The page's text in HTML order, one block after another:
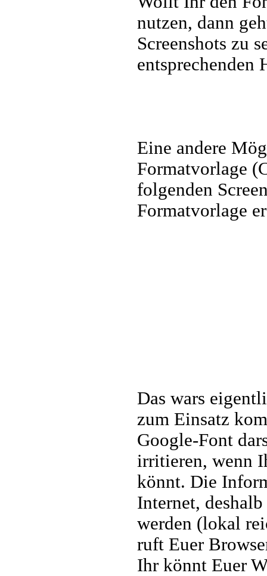
nutzen, dann
Screenshots zu
entsprechenden
Eine andere
Formatvorlage
folgenden
Formatvorlage
Das wars
zum Einsatz
Google-Font
irritieren, wenn
könnt. Die
Internet,
werden (lokal
ruft Euer
Ihr könnt Euer